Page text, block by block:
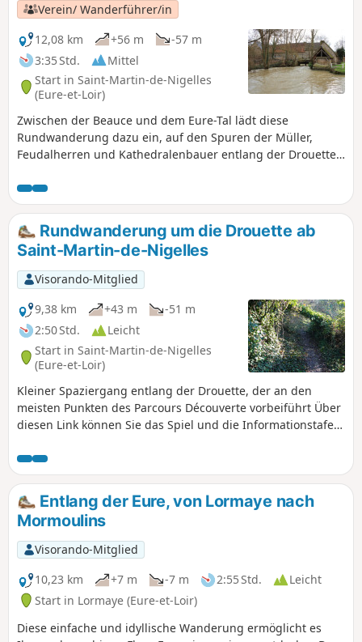
Verein/ Wanderführer/in
12,08 km
+56 m
-57 m
3:35 Std.
Mittel
Start in Saint-Martin-de-Nigelles
(Eure-et-Loir)
Zwischen der Beauce und dem Eure-Tal lädt diese
Rundwanderung dazu ein, auf den Spuren der Müller,
Feudalherren und Kathedralenbauer entlang der Drouette
einem der Fernwanderwege, die nach Santiago de
Compostela führen.
Rundwanderung um die Drouette ab
Saint-Martin-de-Nigelles
Visorando-Mitglied
9,38 km
+43 m
-51 m
2:50 Std.
Leicht
Start in Saint-Martin-de-Nigelles
(Eure-et-Loir)
Kleiner Spaziergang entlang der Drouette, der an den
meisten Punkten des Parcours Découverte vorbeiführt Über
diesen Link können Sie das Spiel und die Informationstafeln
Entlang der Eure, von Lormaye nach
Mormoulins
Visorando-Mitglied
10,23 km
+7 m -7 m 2:55 Std.
Leicht
Start in Lormaye (Eure-et-Loir)
Diese einfache und idyllische Wanderung ermöglicht es